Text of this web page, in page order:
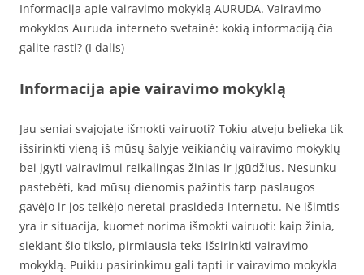
Informacija apie vairavimo mokyklą AURUDA. Vairavimo
mokyklos Auruda interneto svetainė: kokią informaciją čia
galite rasti? (I dalis)
Informacija apie vairavimo mokyklą
Jau seniai svajojate išmokti vairuoti? Tokiu atveju belieka tik
išsirinkti vieną iš mūsų šalyje veikiančių vairavimo mokyklų
bei įgyti vairavimui reikalingas žinias ir įgūdžius. Nesunku
pastebėti, kad mūsų dienomis pažintis tarp paslaugos
gavėjo ir jos teikėjo neretai prasideda internetu. Ne išimtis
yra ir situacija, kuomet norima išmokti vairuoti: kaip žinia,
siekiant šio tikslo, pirmiausia teks išsirinkti vairavimo
mokyklą. Puikiu pasirinkimu gali tapti ir vairavimo mokykla